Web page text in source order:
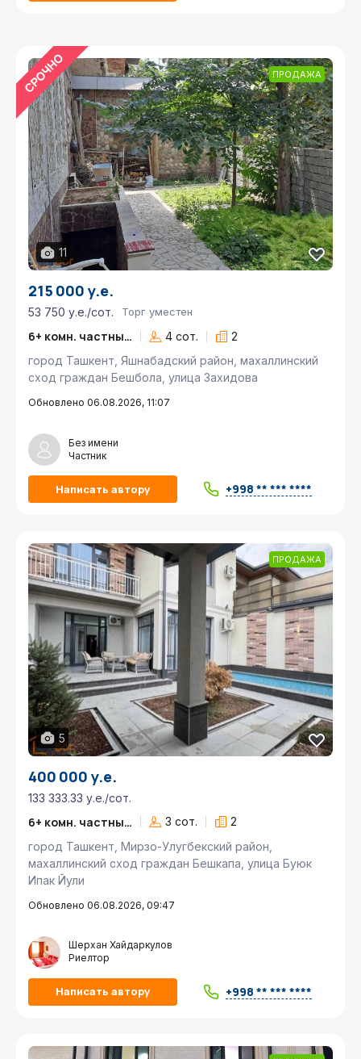
11
ПРОДАЖА
215 000 у.е.
53 750 у.е./сот. Торг уместен
6+ комн. частный дом 4 сот.
2
город Ташкент, Яшнабадский район, махаллинский
сход граждан Бешбола, улица Захидова
Обновлено 06.08.2026, 11:07
Без имени
Частник
Написать автору +998 ** *** ****
5
ПРОДАЖА
400 000 у.е.
133 333.33 у.е./сот.
6+ комн. частный дом 3 сот.
2
город Ташкент, Мирзо-Улугбекский район,
махаллинский сход граждан Бешкапа, улица Буюк
Ипак Йули
Обновлено 06.08.2026, 09:47
Шерхан Хайдаркулов
Риелтор
Написать автору +998 ** *** ****